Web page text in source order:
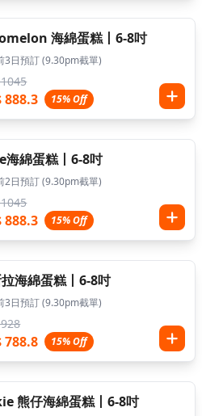
海綿蛋糕丨6-8吋
3日預訂 (9.30pm截單)
888.3 15% Off
海綿蛋糕丨6-8吋
2日預訂 (9.30pm截單)
888.3 15% Off
海綿蛋糕丨6-8吋
3日預訂 (9.30pm截單)
788.8 15% Off
熊仔海綿蛋糕丨6-8吋